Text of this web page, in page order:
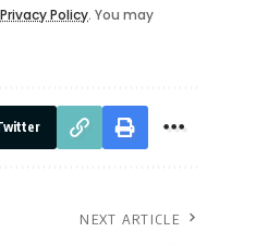
Privacy Policy. You may
NEXT ARTICLE